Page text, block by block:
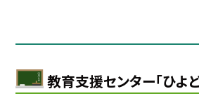
教育支援センター「ひよ